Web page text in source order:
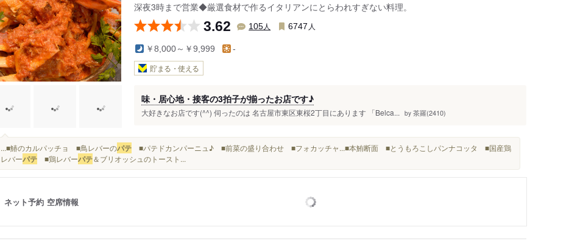
深夜3時まで営業◆厳選食材で作るイタリアンにとらわれすぎない料理。
3.62 105人 6747 人
￥8,000～￥9,999 -
貯まる・使える
味・居心地・接客の3拍子が揃ったお店です♪
大好きなお店です(^^) 伺ったのは 名古屋市東区東桜2丁目にあります 「Belca... by 茶羅(2410)
...■鰆のカルパッチョ ■鳥レバーのパテ ■パテドカンパーニュ♪ ■前菜の盛り合わせ ■フォカッチャ...■本鮪断面 ■とうもろこしパンナコッタ ■国産鶏
レバーパテ ■鶏レバーパテ＆ブリオッシュのトースト...
ネット予約 空席情報